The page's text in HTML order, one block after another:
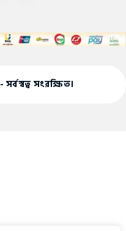
- সর্বস্বত্ব সংরক্ষিত।